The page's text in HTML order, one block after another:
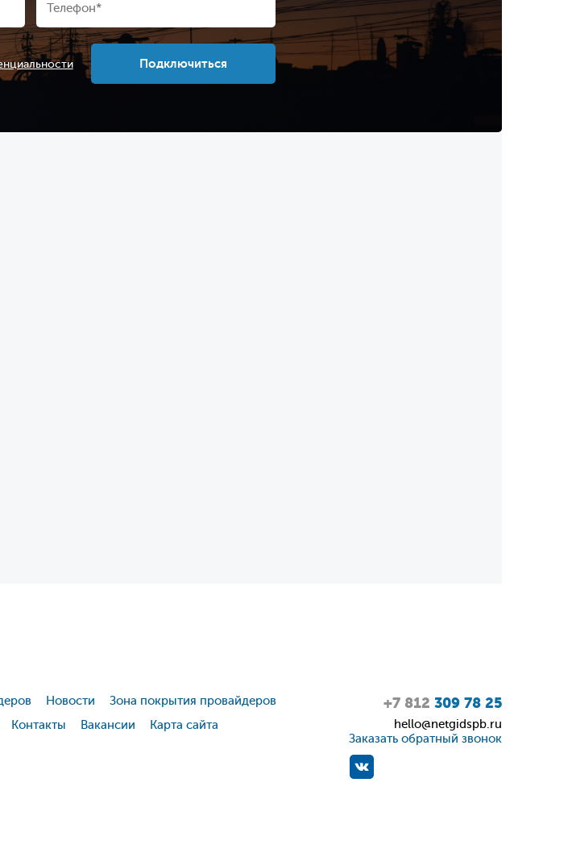
Подключиться
+7 812 309 78 25
hello@netgidspb.ru
Заказать обратный звонок
Новости
Зона покрытия провайдеров
Контакты Вакансии Карта сайта